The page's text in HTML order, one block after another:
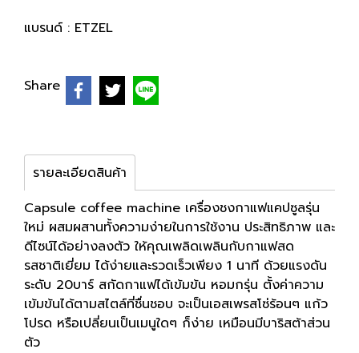
แบรนด์ : ETZEL
Share
รายละเอียดสินค้า
Capsule coffee machine เครื่องชงกาแฟแคปซูลรุ่น
ใหม่ ผสมผสานทั้งความง่ายในการใช้งาน ประสิทธิภาพ และ
ดีไซน์ได้อย่างลงตัว ให้คุณเพลิดเพลินกับกาแฟสด
รสชาติเยี่ยม ได้ง่ายและรวดเร็วเพียง 1 นาที ด้วยแรงดัน
ระดับ 20บาร์ สกัดกาแฟได้เข้มข้น หอมกรุ่น ตั้งค่าความ
เข้มข้นได้ตามสไตล์ที่ชื่นชอบ จะเป็นเอสเพรสโซ่ร้อนๆ แก้ว
โปรด หรือเปลี่ยนเป็นเมนูใดๆ ก็ง่าย เหมือนมีบาริสต้าส่วน
ตัว